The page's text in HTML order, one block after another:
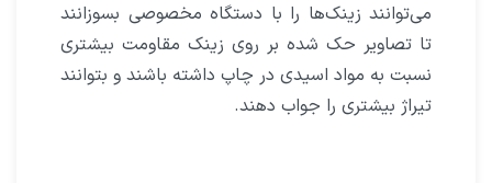
می‌توانند زینک‌ها را با دستگاه مخصوصی بسوزانند
تا تصاویر حک شده بر روی زینک مقاومت بیشتری
نسبت به مواد اسیدی در چاپ داشته باشند و بتوانند
تیراژ بیشتری را جواب دهند.